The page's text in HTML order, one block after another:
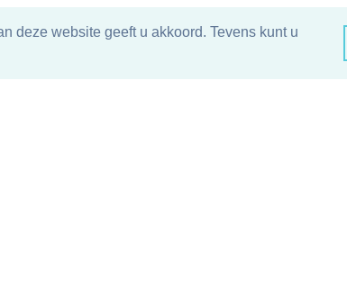
deze website geeft u akkoord. Tevens kunt u